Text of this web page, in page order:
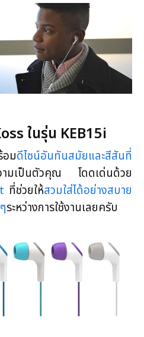
ในรุ่น KEB15i
มดีไซน์อันทันสมัยและสีสันที่
ามเป็นตัวคุณ โดดเด่นด้วย
ที่ช่วยให้สวมใส่ได้อย่างสบาย
ระหว่างการใช้งานเลยครับ